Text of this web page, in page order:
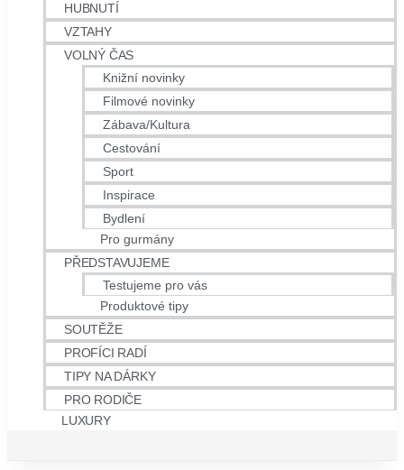
HUBNUTÍ
VZTAHY
VOLNÝ ČAS
Knižní novinky
Filmové novinky
Zábava/Kultura
Cestování
Sport
Inspirace
Bydlení
Pro gurmány
PŘEDSTAVUJEME
Testujeme pro vás
Produktové tipy
SOUTĚŽE
PROFÍCI RADÍ
TIPY NA DÁRKY
PRO RODIČE
LUXURY